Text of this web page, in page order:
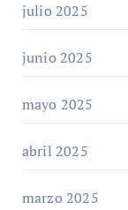
julio 2025
junio 2025
mayo 2025
abril 2025
marzo 2025